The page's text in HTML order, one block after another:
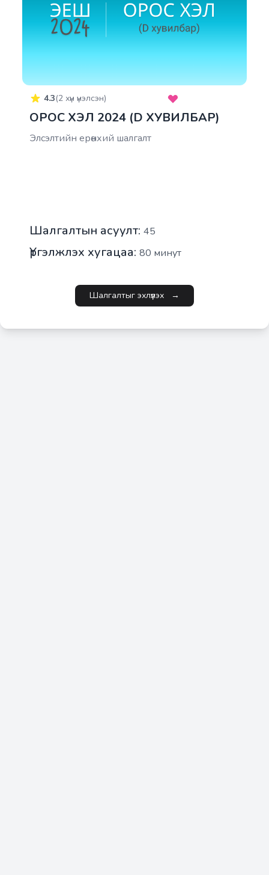
4.3(2 хүн үнэлсэн)
ОРОС ХЭЛ 2024 (D ХУВИЛБАР)
Элсэлтийн ерөнхий шалгалт
Шалгалтын асуулт: 45
Үргэлжлэх хугацаа: 80 минут
Шалгалтыг эхлүүлэх →